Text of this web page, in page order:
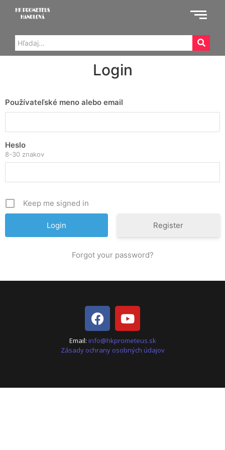
Login
Používateľské meno alebo email
Heslo
8-30 znakov
Keep me signed in
Register
Forgot your password?
Email: info@hkprometeus.sk
Zásady ochrany osobných údajov